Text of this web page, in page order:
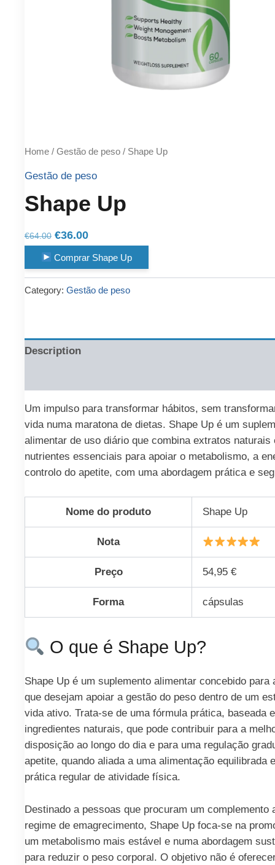
Home / Gestão de peso / Shape Up
Gestão de peso
Shape Up
€64.00 Original
price
was:
€64.00.
€36.00Current
price
is:
€36.00.
Comprar Shape Up
Category: Gestão de peso
Description
Um impulso para transformar hábitos, sem
vida numa maratona de dietas. Shape Up é um
alimentar de uso diário que combina extratos naturais
nutrientes essenciais para apoiar o metabolismo, a
controlo do apetite, com uma abordagem prática e
Nome do produto Shape Up
Nota
Preço 54,95 €
Forma cápsulas
O que é Shape Up?
Shape Up é um suplemento alimentar concebido para
que desejam apoiar a gestão do peso dentro de um
vida ativo. Trata-se de uma fórmula prática, baseada
ingredientes naturais, que pode contribuir para a
disposição ao longo do dia e para uma regulação
apetite, quando aliada a uma alimentação equilibrada
prática regular de atividade física.
Destinado a pessoas que procuram um complemento
regime de emagrecimento, Shape Up foca-se na
um metabolismo mais estável e numa abordagem
para reduzir o peso corporal. O objetivo não é